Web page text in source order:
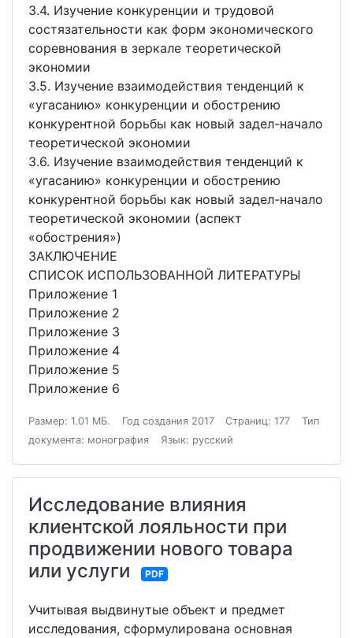
3.4. Изучение конкуренции и трудовой
состязательности как форм экономического
соревнования в зеркале теоретической
экономии
3.5. Изучение взаимодействия тенденций к
«угасанию» конкуренции и обострению
конкурентной борьбы как новый задел-начало
теоретической экономии
3.6. Изучение взаимодействия тенденций к
«угасанию» конкуренции и обострению
конкурентной борьбы как новый задел-начало
теоретической экономии (аспект
«обострения»)
ЗАКЛЮЧЕНИЕ
СПИСОК ИСПОЛЬЗОВАННОЙ ЛИТЕРАТУРЫ
Приложение 1
Приложение 2
Приложение 3
Приложение 4
Приложение 5
Приложение 6
Размер: 1.01 МБ. Год создания 2017 Страниц: 177
Тип
документа: монография
Язык: русский
Исследование влияния
клиентской лояльности при
продвижении нового товара
или услуги
PDF
Учитывая выдвинутые объект и предмет
исследования, сформулирована основная